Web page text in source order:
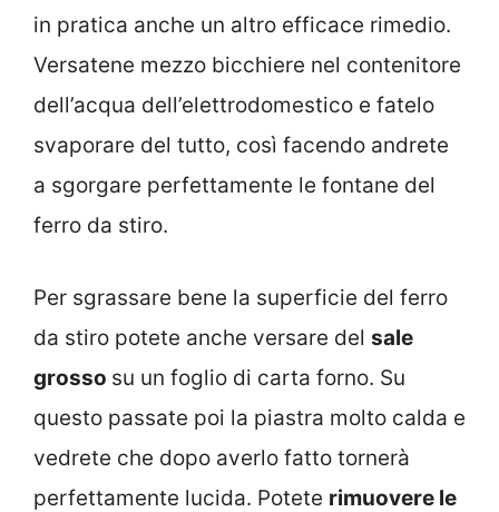
in pratica anche un altro efficace rimedio.
Versatene mezzo bicchiere nel contenitore
dell’acqua dell’elettrodomestico e fatelo
svaporare del tutto, così facendo andrete
a sgorgare perfettamente le fontane del
ferro da stiro.
Per sgrassare bene la superficie del ferro
da stiro potete anche versare del sale
grosso su un foglio di carta forno. Su
questo passate poi la piastra molto calda e
vedrete che dopo averlo fatto tornerà
perfettamente lucida. Potete rimuovere le